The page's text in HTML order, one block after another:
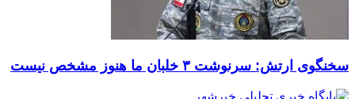
سخنگوی ارتش: سرنوشت ۳ خلبان ما هنوز مشخص نیست